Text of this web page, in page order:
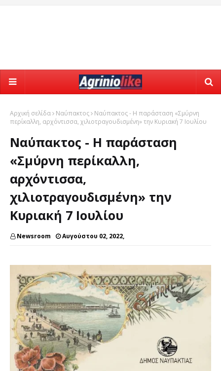
Αρχική σελίδα Ναύπακτος
Ναύπακτος - Η παράσταση «Σμύρνη
περίκαλλη, αρχόντισσα, χιλιοτραγουδισμένη» την Κυριακή 7 Ιουλίου
Ναύπακτος - Η παράσταση
«Σμύρνη περίκαλλη,
αρχόντισσα,
χιλιοτραγουδισμένη» την
Κυριακή 7 Ιουλίου
Newsroom Αυγούστου 02, 2022,